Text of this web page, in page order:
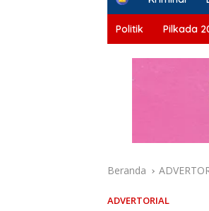
m
e
Politik Pilkada
Beranda
ADVERTORIAL